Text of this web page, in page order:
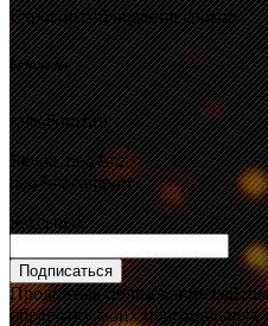
Строгое соблюдение сроков
Контакты
sale@4mz.ru
Skype: ooo4mz
ooo4mz-support
Рассылка
Подписаться
Продолжая пользование
обработку моих персональных